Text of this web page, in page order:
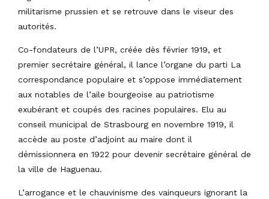
militarisme prussien et se retrouve dans le viseur des
autorités.
Co-fondateurs de l’UPR, créée dès février 1919, et
premier secrétaire général, il lance l’organe du parti La
correspondance populaire et s’oppose immédiatement
aux notables de l’aile bourgeoise au patriotisme
exubérant et coupés des racines populaires. Elu au
conseil municipal de Strasbourg en novembre 1919, il
accède au poste d’adjoint au maire dont il
démissionnera en 1922 pour devenir secrétaire général de
la ville de Haguenau.
L’arrogance et le chauvinisme des vainqueurs ignorant la